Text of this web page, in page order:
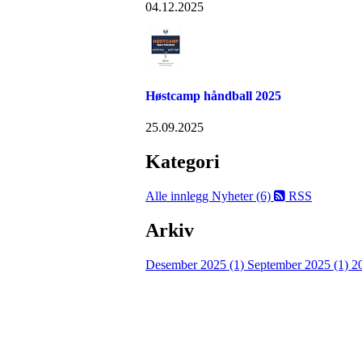
04.12.2025
Høstcamp håndball 2025
25.09.2025
Kategori
Alle innlegg Nyheter (6) RSS
Arkiv
Desember 2025 (1) September 2025 (1)